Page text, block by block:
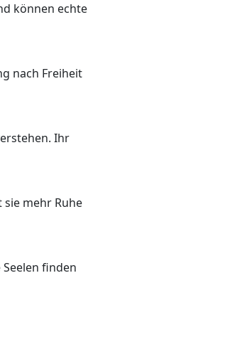
können echte
nach Freiheit
Ihr
mehr Ruhe
finden